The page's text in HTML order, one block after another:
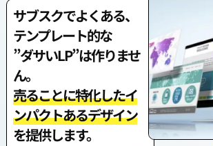
サブスクでよくある、
テンプレート的な
”ダサいLP”は作りませ
ん。
売ることに特化したイ
ンパクトあるデザイン
を提供します。